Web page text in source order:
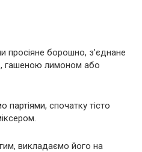
просіяне борошно, з’єднане
гашеною лимоном або
спочатку тісто
викладаємо його на